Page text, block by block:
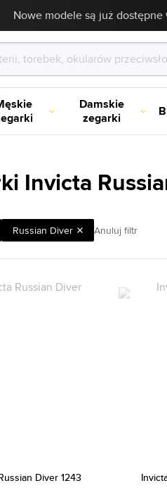
Nowe modele są już
Damskie
zegarki
Invicta
Russian Diver Anuluj filtr
Diver 1243